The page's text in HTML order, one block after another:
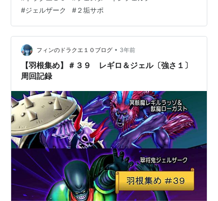
始〕２０２３年 ６月２３日(金曜日)１２時００分 〔終
了〕２０２３年 ６月２６日(月曜日)１１時５９分前回の
ダークキング閉幕から１２日ぶり。 今回は少し期間が空
きましたね… 遊び方 今回も２垢サポで１０キャラ分消化
しました。 ・２垢サポで５組挑戦 ・サポは日課用のサポ
そのまま…
#ジェルザーク #２垢サポ
フィンのドラクエ１０ブログ • 3年前
【羽根集め】＃３９ レギロ＆ジェル〔強さ１〕
周回記録